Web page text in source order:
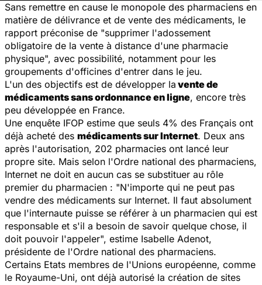
Sans remettre en cause le monopole des pharmaciens en
matière de délivrance et de vente des médicaments, le
rapport préconise de "supprimer l'adossement
obligatoire de la vente à distance d'une pharmacie
physique", avec possibilité, notamment pour les
groupements d'officines d'entrer dans le jeu.
L'un des objectifs est de développer la vente de
médicaments sans ordonnance en ligne, encore très
peu développée en France.
Une enquête IFOP estime que seuls 4% des Français ont
déjà acheté des médicaments sur Internet. Deux ans
après l'autorisation, 202 pharmacies ont lancé leur
propre site. Mais selon l'Ordre national des pharmaciens,
Internet ne doit en aucun cas se substituer au rôle
premier du pharmacien : "N'importe qui ne peut pas
vendre des médicaments sur Internet. Il faut absolument
que l'internaute puisse se référer à un pharmacien qui est
responsable et s'il a besoin de savoir quelque chose, il
doit pouvoir l'appeler", estime Isabelle Adenot,
présidente de l'Ordre national des pharmaciens.
Certains Etats membres de l'Unions européenne, comme
le Royaume-Uni, ont déjà autorisé la création de sites